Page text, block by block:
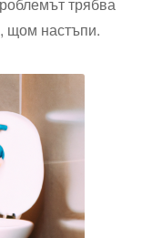
трябва
щом настъпи.